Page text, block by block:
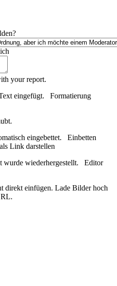
your report.
eingefügt. Formatierung
eingebettet. Einbetten
Link darstellen
wurde wiederhergestellt. Editor
direkt einfügen. Lade Bilder hoch